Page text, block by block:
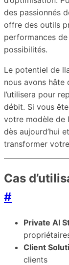
des passionnés
offre des outils
performances
possibilités.
Le potentiel de
nous avons hâte
l’utilisera pour
débit. Si vous
votre modèle de
dès aujourd’hui
transformer
Cas
#
Private AI
Client
clients